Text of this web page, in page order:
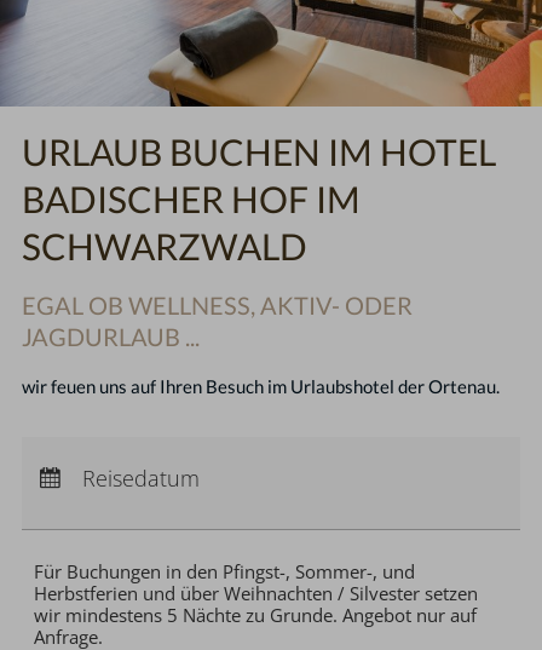
URLAUB BUCHEN IM HOTEL
BADISCHER HOF IM
SCHWARZWALD
EGAL OB WELLNESS, AKTIV- ODER
JAGDURLAUB ...
wir feuen uns auf Ihren Besuch im Urlaubshotel der Ortenau.
Abreise:keine Auswahl
Reisedatum
Für Buchungen in den Pfingst-, Sommer-, und
Herbstferien und über Weihnachten / Silvester setzen
wir mindestens 5 Nächte zu Grunde. Angebot nur auf
Anfrage.